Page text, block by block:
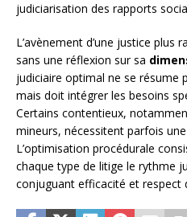
judiciarisation des rapports
L’avènement d’une justice plus
sans une réflexion sur sa
judiciaire optimal ne se résume
mais doit intégrer les besoins
Certains contentieux,
mineurs, nécessitent parfois
L’optimisation procédurale
chaque type de litige le rythme
conjuguant efficacité et respect